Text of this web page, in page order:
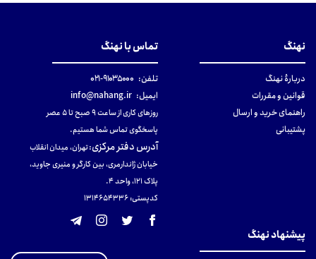
نهنگ
دربارهٔ نهنگ
قوانین و مقررات
راهنمای خرید و ارسال
پشتیبانی
تماس با نهنگ
تلفن: ۹۱۰۳۵۰۰۰-۰۲۱
ایمیل: info@nahang.ir
روزهای کاری از ساعت ۹ صبح تا ۵ عصر
پاسخگوی تماس شما هستیم.
آدرس دفتر مرکزی:تهران، میدان انقلاب
خیابان ژاندارمری، بین کارگر و منیری جاوید،
پلاک 121، واحد ۴.
کدپستی: 131465433۶
پیشنهاد نهنگ